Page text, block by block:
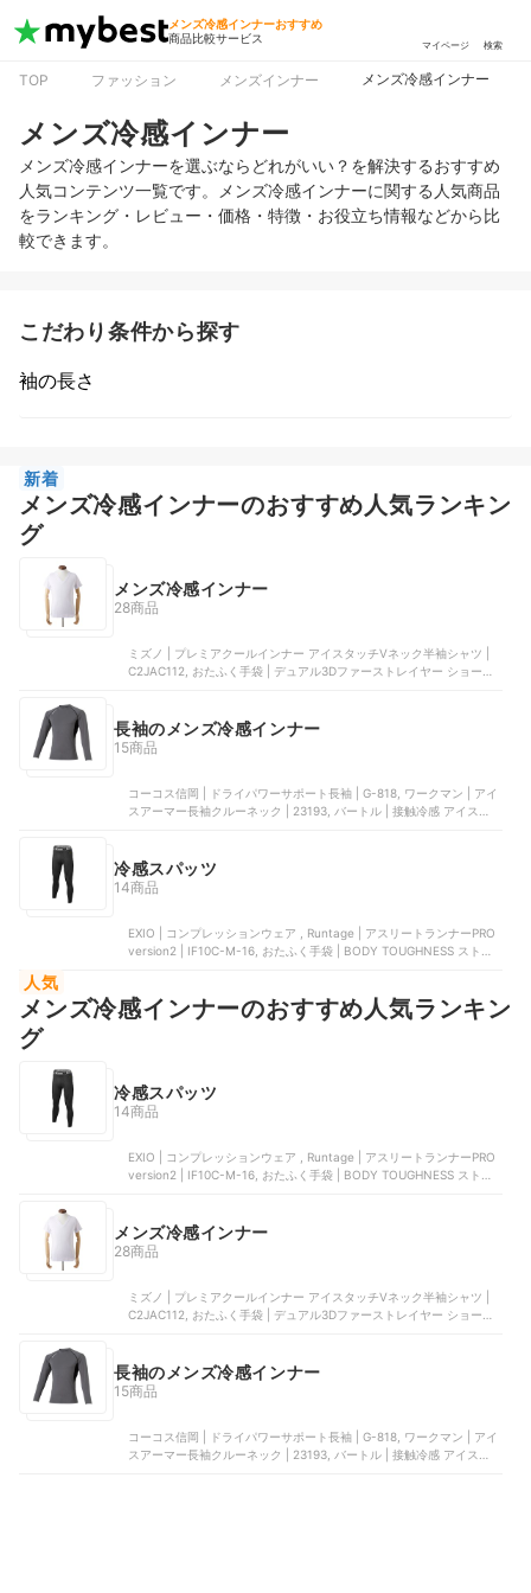
メンズ冷感インナーおすすめ
商品比較サービス
マイページ 検索
TOP ファッション メンズインナー メンズ冷感インナー
メンズ冷感インナー
メンズ冷感インナーを選ぶならどれがいい？を解決するおすすめ
人気コンテンツ一覧です。メンズ冷感インナーに関する人気商品
をランキング・レビュー・価格・特徴・お役立ち情報などから比
較できます。
こだわり条件から探す
袖の長さ
新着
メンズ冷感インナーのおすすめ人気ランキン
グ
メンズ冷感インナー
28商品
ミズノ | プレミアクールインナー アイスタッチVネック半袖シャツ |
C2JAC112, おたふく手袋 | デュアル3Dファーストレイヤー ショート
袖 | G-818, ワークマン | アイスアーマー長袖クルーネック | 23193
長袖のメンズ冷感インナー
15商品
コーコス信岡 | ドライパワーサポート長袖 | G-818, ワークマン | アイ
スアーマー長袖クルーネック | 23193, バートル | 接触冷感 アイスフィ
冷感スパッツ
14商品
EXIO | コンプレッションウェア , Runtage | アスリートランナーPRO
version2 | IF10C-M-16, おたふく手袋 | BODY TOUGHNESS ストレ
人気
メンズ冷感インナーのおすすめ人気ランキン
グ
冷感スパッツ
14商品
EXIO | コンプレッションウェア , Runtage | アスリートランナーPRO
version2 | IF10C-M-16, おたふく手袋 | BODY TOUGHNESS ストレ
メンズ冷感インナー
28商品
ミズノ | プレミアクールインナー アイスタッチVネック半袖シャツ |
C2JAC112, おたふく手袋 | デュアル3Dファーストレイヤー ショート
袖 | G-818, ワークマン | アイスアーマー長袖クルーネック | 23193
長袖のメンズ冷感インナー
15商品
コーコス信岡 | ドライパワーサポート長袖 | G-818, ワークマン | アイ
スアーマー長袖クルーネック | 23193, バートル | 接触冷感 アイスフィ